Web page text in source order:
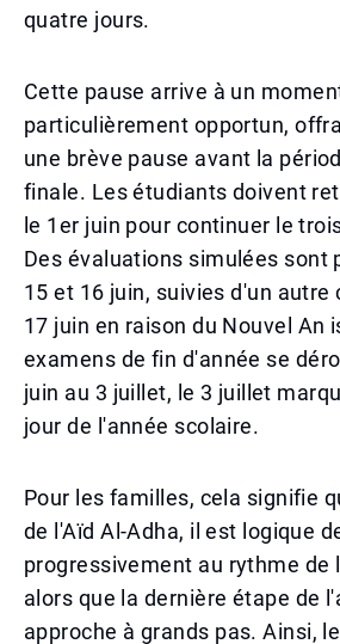
quatre jours.
Cette pause arrive à un
particulièrement opportun,
une brève pause avant la
finale. Les étudiants doivent
le 1er juin pour continuer le
Des évaluations simulées sont
15 et 16 juin, suivies d'un autre
17 juin en raison du Nouvel An
examens de fin d'année se
juin au 3 juillet, le 3 juillet
jour de l'année scolaire.
Pour les familles, cela signifie
de l'Aïd Al-Adha, il est logique
progressivement au rythme de
alors que la dernière étape de
approche à grands pas. Ainsi,